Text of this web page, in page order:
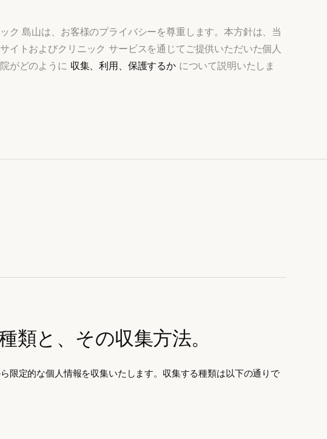
ク 島山は、お客様のプライバシーを尊重します。本方針は、当
イトおよびクリニック サービスを通じてご提供いただいた個人
がどのように 収集、利用、保護するかについて説明いたしま
類と、その収集方法。
限定的な個人情報を収集いたします。収集する種類は以下の通りで